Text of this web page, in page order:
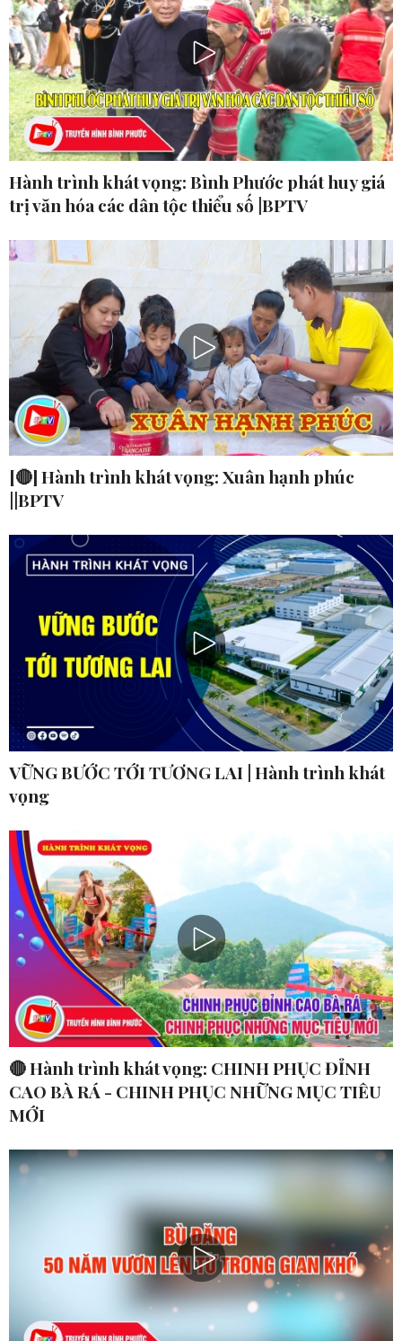
Hành trình khát vọng: Bình Phước phát huy giá
trị văn hóa các dân tộc thiểu số |BPTV
[🔴] Hành trình khát vọng: Xuân hạnh phúc
||BPTV
VỮNG BƯỚC TỚI TƯƠNG LAI | Hành trình khát
vọng
🔴 Hành trình khát vọng: CHINH PHỤC ĐỈNH
CAO BÀ RÁ - CHINH PHỤC NHỮNG MỤC TIÊU
MỚI